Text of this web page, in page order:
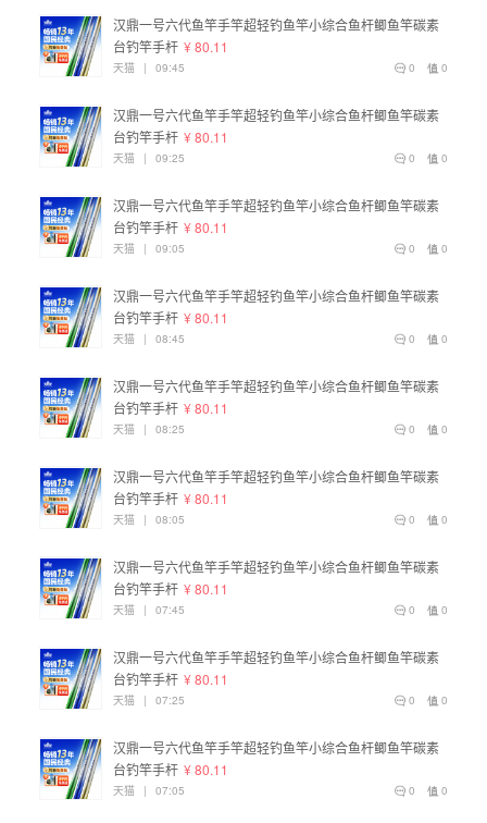
汉鼎一号六代鱼竿手竿超轻钓鱼竿小综合鱼杆鲫鱼竿碳素
台钓竿手杆 ¥ 80.11
0
0
天猫 | 09:45
汉鼎一号六代鱼竿手竿超轻钓鱼竿小综合鱼杆鲫鱼竿碳素
台钓竿手杆 ¥ 80.11
0
0
天猫 | 09:25
汉鼎一号六代鱼竿手竿超轻钓鱼竿小综合鱼杆鲫鱼竿碳素
台钓竿手杆 ¥ 80.11
0
0
天猫 | 09:05
汉鼎一号六代鱼竿手竿超轻钓鱼竿小综合鱼杆鲫鱼竿碳素
台钓竿手杆 ¥ 80.11
0
0
天猫 | 08:45
汉鼎一号六代鱼竿手竿超轻钓鱼竿小综合鱼杆鲫鱼竿碳素
台钓竿手杆 ¥ 80.11
0
0
天猫 | 08:25
汉鼎一号六代鱼竿手竿超轻钓鱼竿小综合鱼杆鲫鱼竿碳素
台钓竿手杆 ¥ 80.11
0
0
天猫 | 08:05
汉鼎一号六代鱼竿手竿超轻钓鱼竿小综合鱼杆鲫鱼竿碳素
台钓竿手杆 ¥ 80.11
0
0
天猫 | 07:45
汉鼎一号六代鱼竿手竿超轻钓鱼竿小综合鱼杆鲫鱼竿碳素
台钓竿手杆 ¥ 80.11
0
0
天猫 | 07:25
汉鼎一号六代鱼竿手竿超轻钓鱼竿小综合鱼杆鲫鱼竿碳素
台钓竿手杆 ¥ 80.11
0
0
天猫 | 07:05